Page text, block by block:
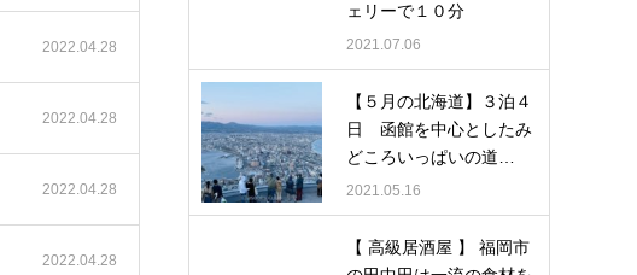
2022.04.28
2022.04.28
2022.04.28
2022.04.28
ェリーで１０分
2021.07.06
【５月の北海道】３泊４
日 函館を中心としたみ
どころいっぱいの道…
2021.05.16
【 高級居酒屋 】 福岡市